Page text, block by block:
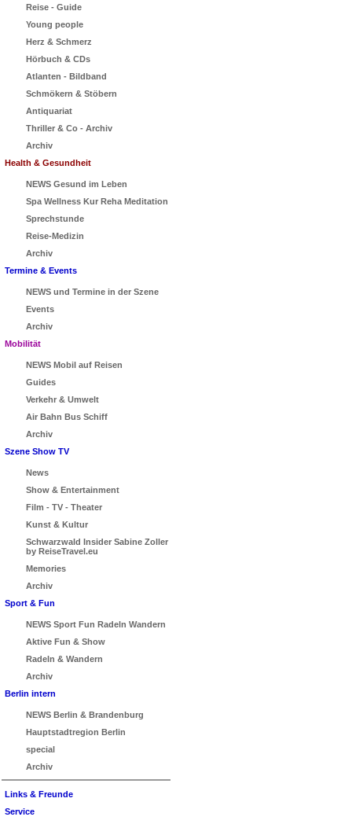
Reise - Guide
Young people
Herz & Schmerz
Hörbuch & CDs
Atlanten - Bildband
Schmökern & Stöbern
Antiquariat
Thriller & Co - Archiv
Archiv
Health & Gesundheit
NEWS Gesund im Leben
Spa Wellness Kur Reha Meditation
Sprechstunde
Reise-Medizin
Archiv
Termine & Events
NEWS und Termine in der Szene
Events
Archiv
Mobilität
NEWS Mobil auf Reisen
Guides
Verkehr & Umwelt
Air Bahn Bus Schiff
Archiv
Szene Show TV
News
Show & Entertainment
Film - TV - Theater
Kunst & Kultur
Schwarzwald Insider Sabine Zoller
by ReiseTravel.eu
Memories
Archiv
Sport & Fun
NEWS Sport Fun Radeln Wandern
Aktive Fun & Show
Radeln & Wandern
Archiv
Berlin intern
NEWS Berlin & Brandenburg
Hauptstadtregion Berlin
special
Archiv
Links & Freunde
Service